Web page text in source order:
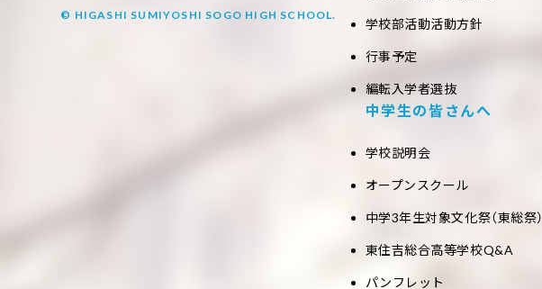
学校部活動活動方針
行事予定
編転入学者選抜
中学生の皆さんへ
学校説明会
オープンスクール
中学3年生対象文化祭（東総祭）
東住吉総合高等学校Q&A
パンフレット
© HIGASHI SUMIYOSHI SOGO HIGH SCHOOL.